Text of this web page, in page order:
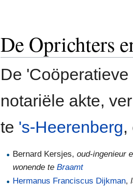
De Oprichters
De
notariële akte,
te 's-Heerenberg,
Bernard Kersjes,oud-ingenieur
wonende teBraamt
Hermanus Franciscus Dijkman,